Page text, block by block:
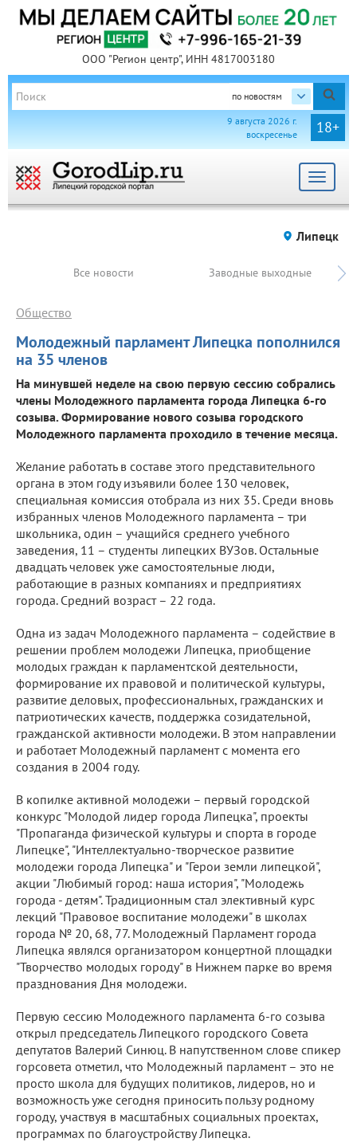
ООО "Регион центр", ИНН 4817003180
по новостям
18+
9 августа 2026 г.
воскресенье
Toggle
Липецк
Все новости Заводные выходные
Молодежный парламент Липецка пополнился
на 35 членов
Общество
На минувшей неделе на свою первую сессию собрались
члены Молодежного парламента города Липецка 6-го
созыва. Формирование нового созыва городского
Молодежного парламента проходило в течение месяца.
Желание работать в составе этого представительного
органа в этом году изъявили более 130 человек,
специальная комиссия отобрала из них 35. Среди вновь
избранных членов Молодежного парламента – три
школьника, один – учащийся среднего учебного
заведения, 11 – студенты липецких ВУЗов. Остальные
двадцать человек уже самостоятельные люди,
работающие в разных компаниях и предприятиях
города. Средний возраст – 22 года.
Одна из задач Молодежного парламента – содействие в
решении проблем молодежи Липецка, приобщение
молодых граждан к парламентской деятельности,
формирование их правовой и политической культуры,
развитие деловых, профессиональных, гражданских и
патриотических качеств, поддержка созидательной,
гражданской активности молодежи. В этом направлении
и работает Молодежный парламент с момента его
создания в 2004 году.
В копилке активной молодежи – первый городской
конкурс "Молодой лидер города Липецка", проекты
"Пропаганда физической культуры и спорта в городе
Липецке", "Интеллектуально-творческое развитие
молодежи города Липецка" и "Герои земли липецкой",
акции "Любимый город: наша история", "Молодежь
города - детям". Традиционным стал элективный курс
лекций "Правовое воспитание молодежи" в школах
города № 20, 68, 77. Молодежный Парламент города
Липецка являлся организатором концертной площадки
"Творчество молодых городу" в Нижнем парке во время
празднования Дня молодежи.
Первую сессию Молодежного парламента 6-го созыва
открыл председатель Липецкого городского Совета
депутатов Валерий Синюц. В напутственном слове спикер
горсовета отметил, что Молодежный парламент – это не
просто школа для будущих политиков, лидеров, но и
возможность уже сегодня приносить пользу родному
городу, участвуя в масштабных социальных проектах,
программах по благоустройству Липецка.